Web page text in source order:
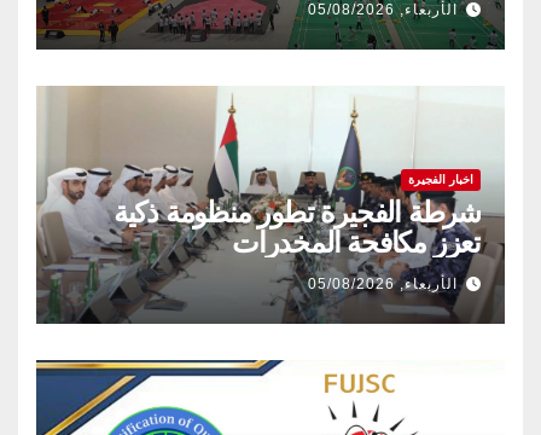
الأربعاء, 05/08/2026
اخبار الفجيرة
شرطة الفجيرة تطور منظومة ذكية
تعزز مكافحة المخدرات
الأربعاء, 05/08/2026